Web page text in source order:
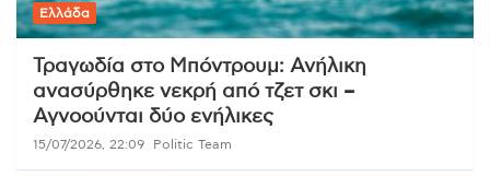
Ελλάδα
Τραγωδία στο Μπόντρουμ: Ανήλικη
ανασύρθηκε νεκρή από τζετ σκι –
Αγνοούνται δύο ενήλικες
15/07/2026, 22:09 Politic Team